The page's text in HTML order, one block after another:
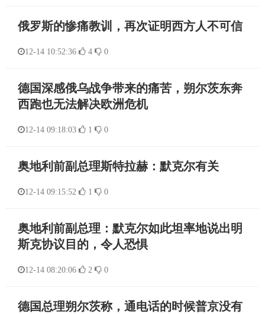
俄罗斯的惨痛教训，再次证明西方人不可信
12-14 10:52:36 4 0
德国深感俄乌战争带来的痛苦，朔尔茨东奔
西跑也无法解决欧洲危机
12-14 09:18:03 1 0
奥地利前副总理斯特拉赫：默克尔有关
12-14 09:15:52 1 0
奥地利前副总理：默克尔如此坦率地说出明
斯克协议目的，令人恐惧
12-14 08:20:06 2 0
德国总理朔尔茨称，通电话的时候普京没有